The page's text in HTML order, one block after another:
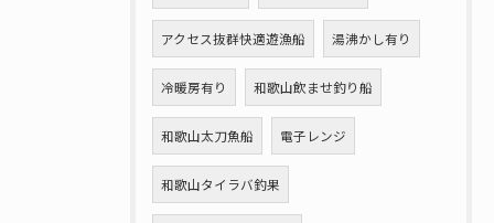
アクセス抜群快適遊漁船 湯沸かし有り
冷暖房有り 和歌山飲ませ釣り船
和歌山太刀魚船 電子レンジ
和歌山タイラバ釣果